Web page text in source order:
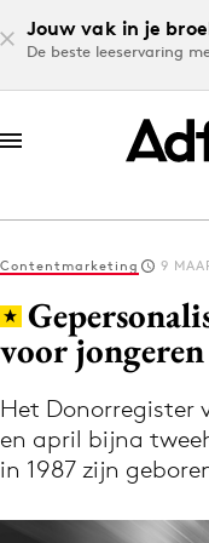
Jouw vak in je
De beste leeservaring
Log in
Volg het
Contentmarketing 9
voor jongeren
Het Donorregister
en april bijna
in 1987 zijn